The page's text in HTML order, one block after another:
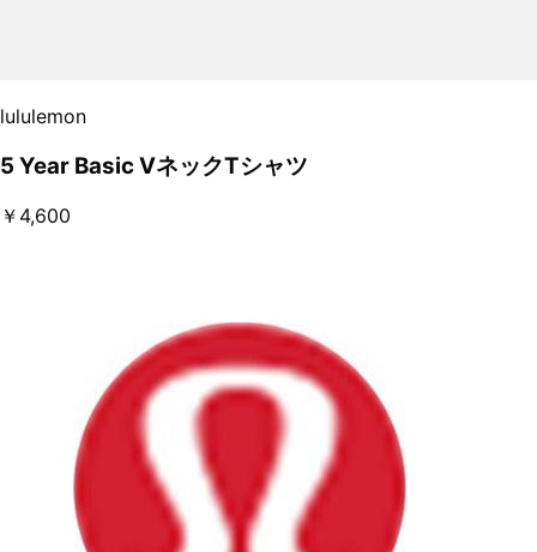
lululemon
5 Year Basic VネックTシャツ
￥4,600